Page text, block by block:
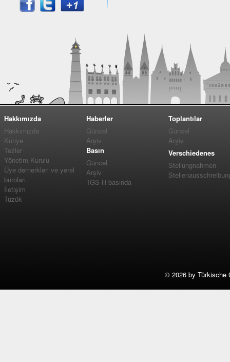
Hakkımızda
Hakkımızda
Künye
Tezler
Yönetim Kurulu
Üye dernerkleri ve yerel
büroları
İletişim
Tüzük
Haberler
Güncel
Arşiv
Basın
Güncel
Arşiv
TGS-H basında
Toplantılar
Güncel
Arşiv
Verschiedenes
Stellungnahmen
© 2026 by Türkische